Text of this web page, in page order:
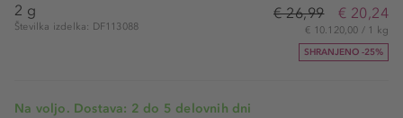
2 g
Številka izdelka: DF113088
€ 26,99 € 20,24
€ 10.120,00 / 1 kg
SHRANJENO -25%
Na voljo. Dostava: 2 do 5 delovnih dni